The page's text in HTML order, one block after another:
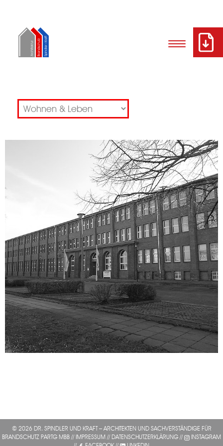
© 2026 DR. SPINDLER UND KRAFT – ARCHITEKTEN UND SACHVERSTÄNDIGE FÜR
BRANDSCHUTZ PARTG MBB // IMPRESSUM // DATENSCHUTZERKLÄRUNG //
INSTAGRAM